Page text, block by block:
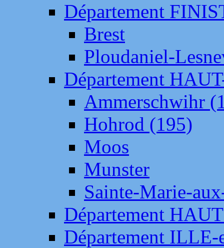
Département
Brest
Ploudaniel-
Département
Ammerschwihr
Hohrod (195)
Moos
Munster
Sainte-Marie-
Département
Département